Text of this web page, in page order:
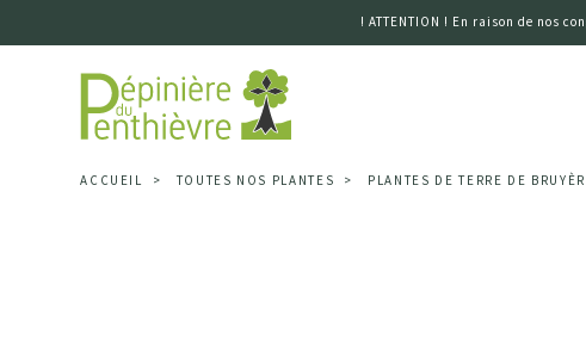
! ATTENTION ! En raison de nos
Accueil
ACCUEIL TOUTES NOS PLANTES PLANTES DE TERRE DE